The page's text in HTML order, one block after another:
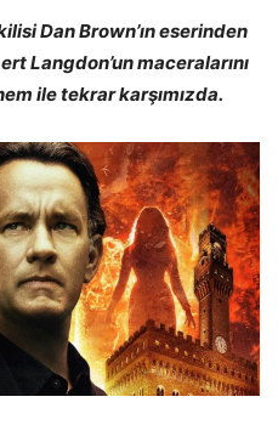
Dan Brown’ın eserinden
Langdon’un maceralarını
ile tekrar karşımızda.